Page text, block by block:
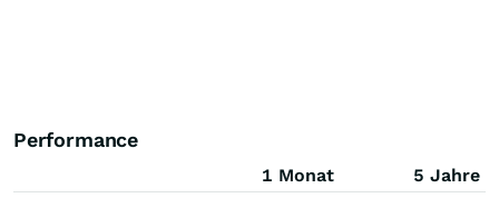
Performance
1 Monat
5 Jahre